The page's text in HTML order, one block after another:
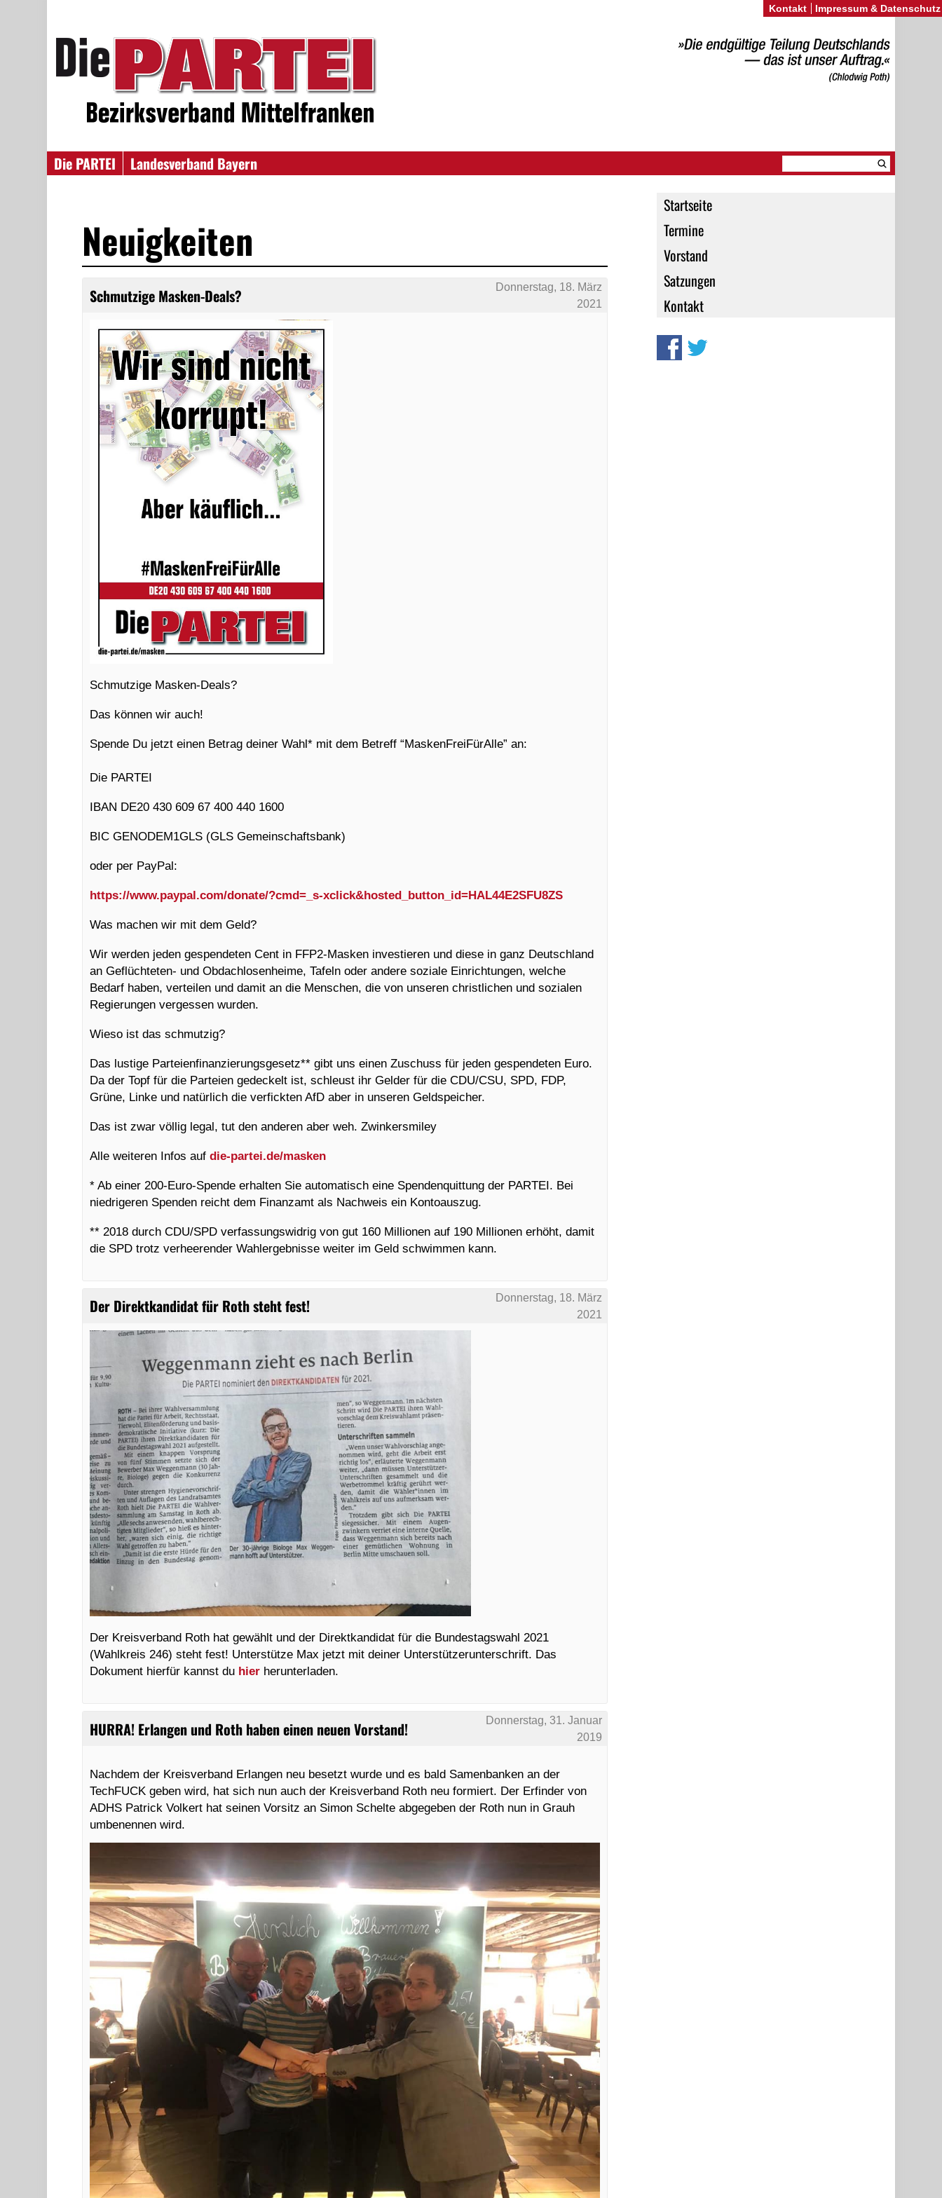
Die PARTEI
Landesverband Bayern
Startseite
Termine
Vorstand
Satzungen
Kontakt
Neuigkeiten
Schmutzige Masken-Deals?
Donnerstag, 18. März
2021
Schmutzige Masken-Deals?
Das können wir auch!
Spende Du jetzt einen Betrag deiner Wahl* mit dem Betreff “MaskenFreiFürAlle” an:
Die PARTEI
IBAN DE20 430 609 67 400 440 1600
BIC GENODEM1GLS (GLS Gemeinschaftsbank)
oder per PayPal:
https://www.paypal.com/donate/?cmd=_s-xclick&hosted_button_id=HAL44E2SFU8ZS
Was machen wir mit dem Geld?
Wir werden jeden gespendeten Cent in FFP2-Masken investieren und diese in ganz Deutschland
an Geflüchteten- und Obdachlosenheime, Tafeln oder andere soziale Einrichtungen, welche
Bedarf haben, verteilen und damit an die Menschen, die von unseren christlichen und sozialen
Regierungen vergessen wurden.
Wieso ist das schmutzig?
Das lustige Parteienfinanzierungsgesetz** gibt uns einen Zuschuss für jeden gespendeten Euro.
Da der Topf für die Parteien gedeckelt ist, schleust ihr Gelder für die CDU/CSU, SPD, FDP,
Grüne, Linke und natürlich die verfickten AfD aber in unseren Geldspeicher.
Das ist zwar völlig legal, tut den anderen aber weh. Zwinkersmiley
Alle weiteren Infos aufdie-partei.de/masken
* Ab einer 200-Euro-Spende erhalten Sie automatisch eine Spendenquittung der PARTEI. Bei
niedrigeren Spenden reicht dem Finanzamt als Nachweis ein Kontoauszug.
** 2018 durch CDU/SPD verfassungswidrig von gut 160 Millionen auf 190 Millionen erhöht, damit
die SPD trotz verheerender Wahlergebnisse weiter im Geld schwimmen kann.
Der Direktkandidat für Roth steht fest!
Donnerstag, 18. März
2021
Der Kreisverband Roth hat gewählt und der Direktkandidat für die Bundestagswahl 2021
(Wahlkreis 246) steht fest! Unterstütze Max jetzt mit deiner Unterstützerunterschrift. Das
Dokument hierfür kannst du hier herunterladen.
HURRA! Erlangen und Roth haben einen neuen Vorstand!
Donnerstag, 31. Januar
2019
Nachdem der Kreisverband Erlangen neu besetzt wurde und es bald Samenbanken an der
TechFUCK geben wird, hat sich nun auch der Kreisverband Roth neu formiert. Der Erfinder von
ADHS Patrick Volkert hat seinen Vorsitz an Simon Schelte abgegeben der Roth nun in Grauh
umbenennen wird.
Kontakt Impressum & Datenschutz